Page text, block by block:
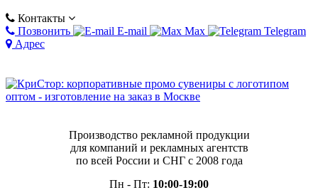
Контакты
Позвонить
E-mail Max
Telegram
Адрес
Производство рекламной продукции
для компаний и рекламных агентств
по всей России и СНГ с 2008 года
Пн - Пт: 10:00-19:00